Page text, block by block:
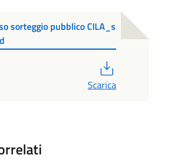
sorteggio pubblico CILA_s
Scarica